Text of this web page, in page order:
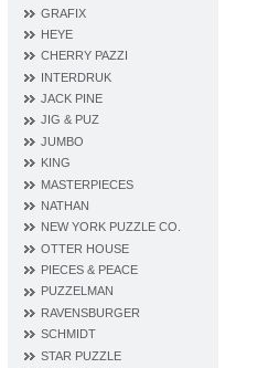
GRAFIX
HEYE
CHERRY PAZZI
INTERDRUK
JACK PINE
JIG & PUZ
JUMBO
KING
MASTERPIECES
NATHAN
NEW YORK PUZZLE CO.
OTTER HOUSE
PIECES & PEACE
PUZZELMAN
RAVENSBURGER
SCHMIDT
STAR PUZZLE